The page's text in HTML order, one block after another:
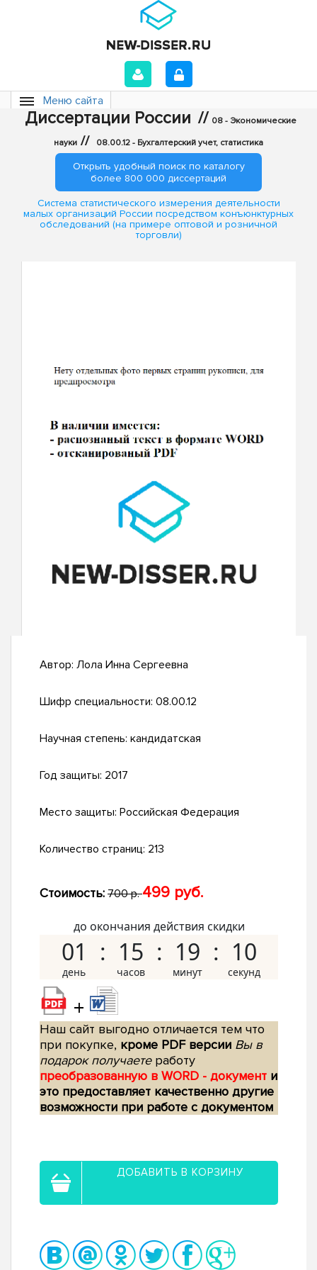
Меню сайта
Диссертации России // 08 - Экономические
науки // 08.00.12 - Бухгалтерский учет, статистика
Открыть удобный поиск по каталогу
более 800 000 диссертаций
Система статистического измерения деятельности
малых организаций России посредством конъюнктурных
обследований (на примере оптовой и розничной
торговли)
Автор: Лола Инна Сергеевна
Шифр специальности: 08.00.12
Научная степень: кандидатская
Год защиты: 2017
Место защиты: Российская Федерация
Количество страниц: 213
Стоимость: 700 р.499 руб.
до окончания действия скидки
01 15 19 09
+
Наш сайт выгодно отличается тем что
при покупке, кроме PDF версии Вы в
подарок получаетеработу
преобразованную в WORD - документ и
это предоставляет качественно другие
возможности при работе с документом
ДОБАВИТЬ В КОРЗИНУ